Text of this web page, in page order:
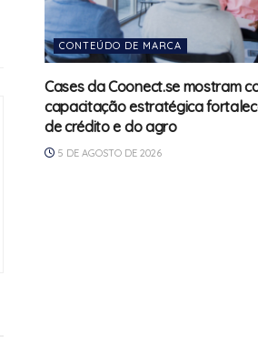
CONTEÚDO DE MARCA
Cases da Coonect.se mostram
capacitação estratégica
de crédito e do agro
5 DE AGOSTO DE 2026